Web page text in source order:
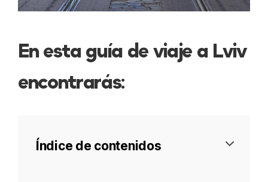
En esta guía de viaje a Lviv
encontrarás:
Índice de contenidos